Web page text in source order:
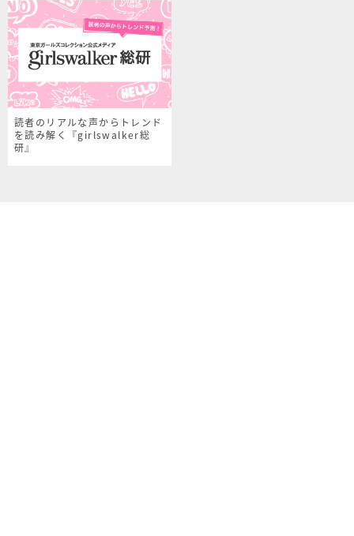
読者のリアルな声からトレンド
を読み解く『girlswalker総
研』